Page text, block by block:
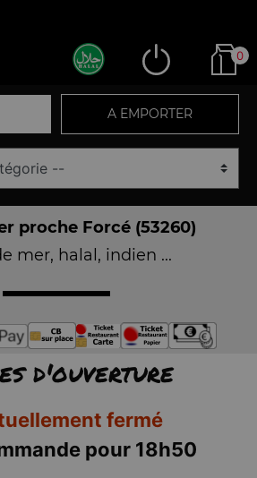
0
A EMPORTER
proche Forcé (53260)
mer, halal, indien ...
d'ouverture
fermé
pour 18h50